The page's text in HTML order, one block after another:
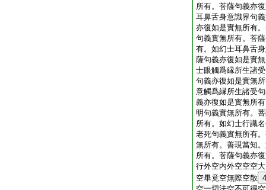
所有。菩薩句義亦
耳鼻舌身意識界句
亦復如是實無所有
句義實無所有。菩
有。如幻士耳鼻舌
薩句義亦復如是實
士眼觸爲縁所生諸
句義亦復如是實無
意觸爲縁所生諸受
義亦復如是實無所
明句義實無所有。
所有。如幻士行識
老死句義實無所有
無所有。善現當知
所有。菩薩句義亦
行外空内外空空空
空畢竟空無際空散 4